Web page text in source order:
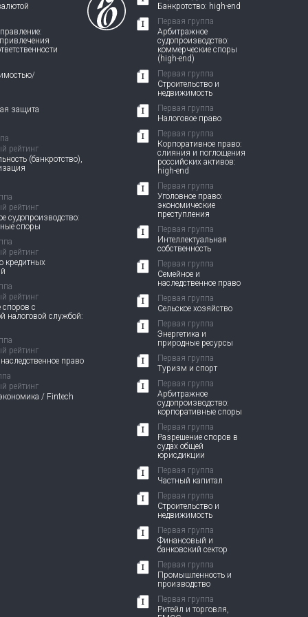
защита
рейтинг
(банкротство),
рейтинг
судопроизводство:
споры
рейтинг
кредитных
рейтинг
споров с
налоговой службой:
рейтинг
право
рейтинг
/ Fintech
Банкротство: high-end
Первая группа
Арбитражное
судопроизводство:
коммерческие споры
(high-end)
Первая группа
Строительство и
недвижимость
Первая группа
Налоговое право
Первая группа
Корпоративное право:
слияния и поглощения
российских активов:
high-end
Первая группа
Уголовное право:
экономические
преступления
Первая группа
Интеллектуальная
собственность
Первая группа
Семейное и
наследственное право
Первая группа
Сельское хозяйство
Первая группа
Энергетика и
природные ресурсы
Первая группа
Туризм и спорт
Первая группа
Арбитражное
судопроизводство:
корпоративные споры
Первая группа
Разрешение споров в
судах общей
юрисдикции
Первая группа
Частный капитал
Первая группа
Строительство и
недвижимость
Первая группа
Финансовый и
банковский сектор
Первая группа
Промышленность и
производство
Первая группа
Ритейл и торговля,